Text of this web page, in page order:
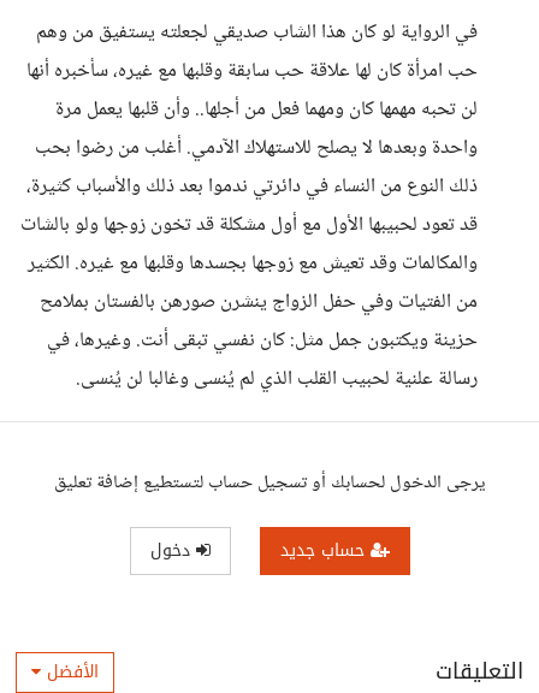
في الرواية لو كان هذا الشاب صديقي لجعلته يستفيق من وهم
حب امرأة كان لها علاقة حب سابقة وقلبها مع غيره، سأخبره أنها
لن تحبه مهمها كان ومهما فعل من أجلها.. وأن قلبها يعمل مرة
واحدة وبعدها لا يصلح للاستهلاك الآدمي. أغلب من رضوا بحب
ذلك النوع من النساء في دائرتي ندموا بعد ذلك والأسباب كثيرة،
قد تعود لحبيبها الأول مع أول مشكلة قد تخون زوجها ولو بالشات
والمكالمات وقد تعيش مع زوجها بجسدها وقلبها مع غيره. الكثير
من الفتيات وفي حفل الزواج ينشرن صورهن بالفستان بملامح
حزينة ويكتبون جمل مثل: كان نفسي تبقى أنت. وغيرها، في
رسالة علنية لحبيب القلب الذي لم يُنسى وغالبا لن يُنسى.
يرجى الدخول لحسابك أو تسجيل حساب لتستطيع إضافة تعليق
حساب جديد دخول
التعليقات الأفضل